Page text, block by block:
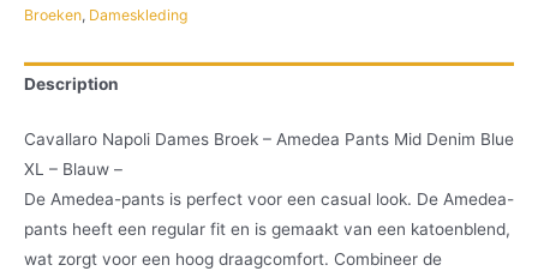
Broeken, Dameskleding
Description
Cavallaro Napoli Dames Broek – Amedea Pants Mid Denim Blue
XL – Blauw –
De Amedea-pants is perfect voor een casual look. De Amedea-
pants heeft een regular fit en is gemaakt van een katoenblend,
wat zorgt voor een hoog draagcomfort. Combineer de